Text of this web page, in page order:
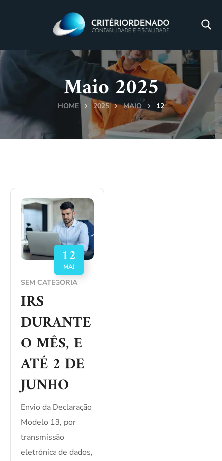
Maio 2025
HOME 2025 MAIO 12
12
MAI
SEM CATEGORIA
IRS
DURANTE
O MÊS, E
ATÉ 2 DE
JUNHO
Envio da Declaração
Modelo 18, por
transmissão
eletrónica de dados,